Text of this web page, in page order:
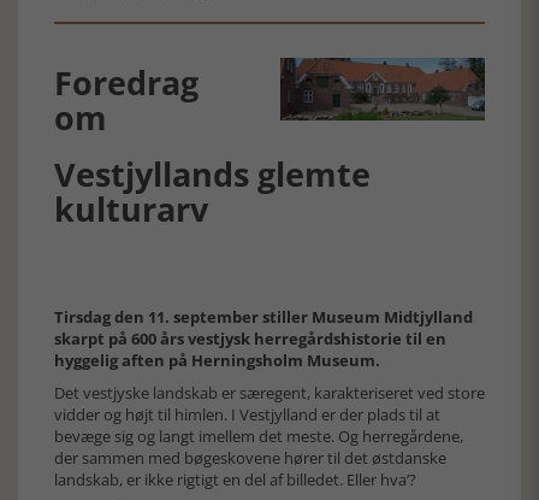
Foredrag
om
Vestjyllands glemte
kulturarv
Tirsdag den 11. september stiller Museum Midtjylland
skarpt på 600 års vestjysk herregårdshistorie til en
hyggelig aften på Herningsholm Museum.
Det vestjyske landskab er særegent, karakteriseret ved store
vidder og højt til himlen. I Vestjylland er der plads til at
bevæge sig og langt imellem det meste. Og herregårdene,
der sammen med bøgeskovene hører til det østdanske
landskab, er ikke rigtigt en del af billedet. Eller hva’?